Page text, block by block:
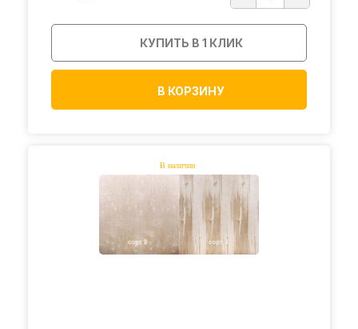
КУПИТЬ В 1 КЛИК
В КОРЗИНУ